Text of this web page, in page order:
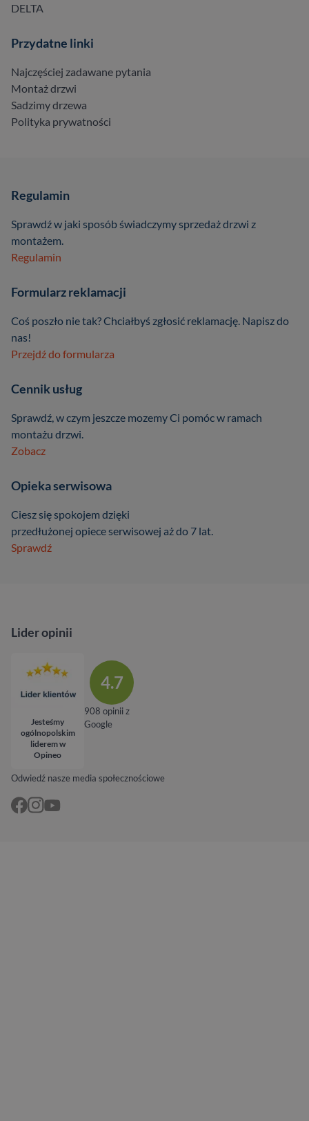
DELTA
Przydatne linki
Najczęściej zadawane pytania
Montaż drzwi
Sadzimy drzewa
Polityka prywatności
Regulamin
Sprawdź w jaki sposób świadczymy sprzedaż drzwi z
montażem.
Regulamin
Formularz reklamacji
Coś poszło nie tak? Chciałbyś zgłosić reklamację. Napisz do
nas!
Przejdź do formularza
Cennik usług
Sprawdź, w czym jeszcze mozemy Ci pomóc w ramach
montażu drzwi.
Zobacz
Opieka serwisowa
Ciesz się spokojem dzięki
przedłużonej opiece serwisowej aż do 7 lat.
Sprawdź
Odwiedź nasze media społecznościowe
Lider opinii
Jesteśmy
ogólnopolskim
liderem w
Opineo
4.7
908 opinii z
Google